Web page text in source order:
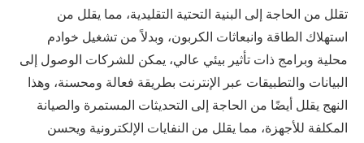
تقلل من الحاجة إلى البنية التحتية التقليدية، مما يقلل من
استهلاك الطاقة وانبعاثات الكربون، وبدلاً من تشغيل خوادم
محلية وبرامج ذات تأثير بيئي عالي، يمكن للشركات الوصول إلى
البيانات والتطبيقات عبر الإنترنت بطريقة فعالة ومحسنة، وهذا
النهج يقلل أيضًا من الحاجة إلى التحديثات المستمرة والصيانة
المكلفة للأجهزة، مما يقلل من النفايات الإلكترونية ويحسن